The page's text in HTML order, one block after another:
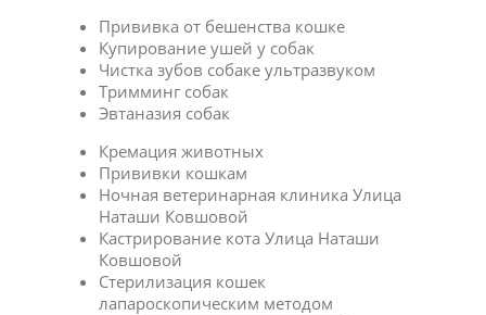
Прививка от бешенства кошке
Купирование ушей у собак
Чистка зубов собаке ультразвуком
Тримминг собак
Эвтаназия собак
Кремация животных
Прививки кошкам
Ночная ветеринарная клиника Улица
Наташи Ковшовой
Кастрирование кота Улица Наташи
Ковшовой
Стерилизация кошек
лапароскопическим методом